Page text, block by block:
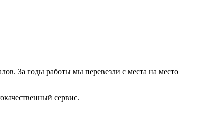
За годы работы мы перевезли с места на место
сервис.